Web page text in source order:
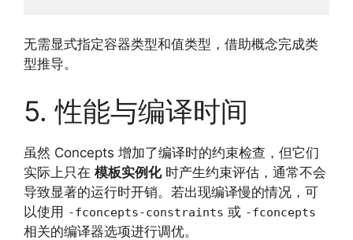
无需显式指定容器类型和值类型，借助概念完成类
型推导。
5. 性能与编译时间
虽然 Concepts 增加了编译时的约束检查，但它们
实际上只在 模板实例化时产生约束评估，通常不会
导致显著的运行时开销。若出现编译慢的情况，可
以使用 -fconcepts-constraints 或 -fconcepts
相关的编译器选项进行调优。